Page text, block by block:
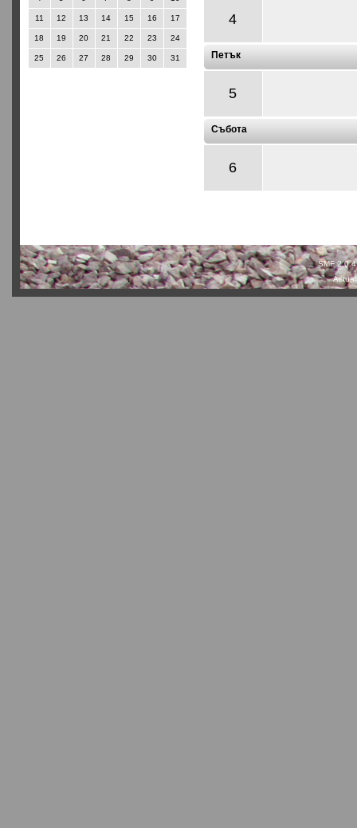
11 12 13 14 15 16 17
18 19 20 21 22 23 24
25 26 27 28 29 30 31
4
Петък
5
Събота
6
SMF 2.0.4